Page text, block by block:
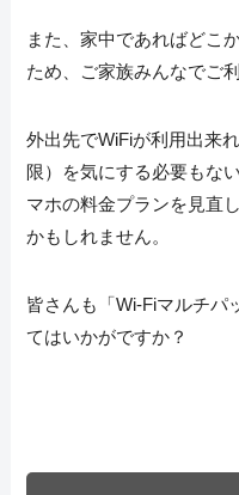
また、家中であればどこ
ため、ご家族みんなでご
外出先でWiFiが利用出来
限）を気にする必要もな
マホの料金プランを見直
かもしれません。
皆さんも「Wi-Fiマルチパ
てはいかがですか？